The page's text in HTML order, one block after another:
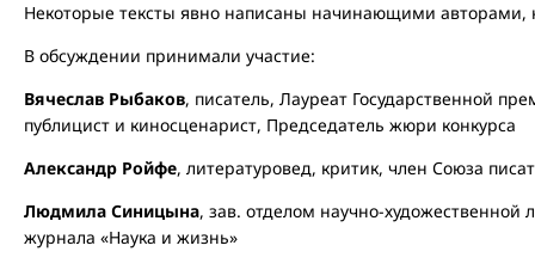
Некоторые тексты явно написаны начинающими авторами,
В обсуждении принимали участие:
Вячеслав Рыбаков, писатель, Лауреат Государственной
публицист и киносценарист, Председатель жюри конкурса
Александр Ройфе, литературовед, критик, член Союза
Людмила Синицына, зав. отделом научно-художественной
журнала «Наука и жизнь»